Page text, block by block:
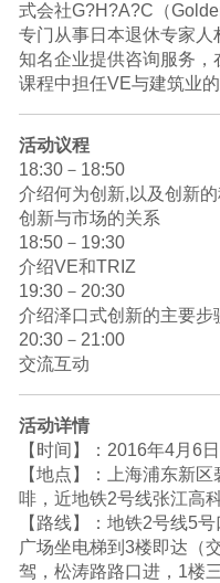
式会社G?H?A?C（
专门从事日本退休专家
知名企业提供咨询服务，
课程中担任VE与建筑业的
活动议程
18:30－18:50
介绍何为创新,以及创新
创新与市场的关系
18:50－19:30
介绍VE和TRIZ
19:30－20:30
介绍泽口式创新的主要步
20:30－21:00
交流互动
活动详情
【时间】：2016年4月6
【地点】：上海浦东新
啡，近地铁2号线张江高
【路线】：地铁2号线5
广场坐电梯到3楼即达（
驾，松涛路路口进，1楼